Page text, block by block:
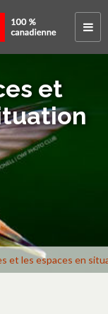
et
et les espaces en